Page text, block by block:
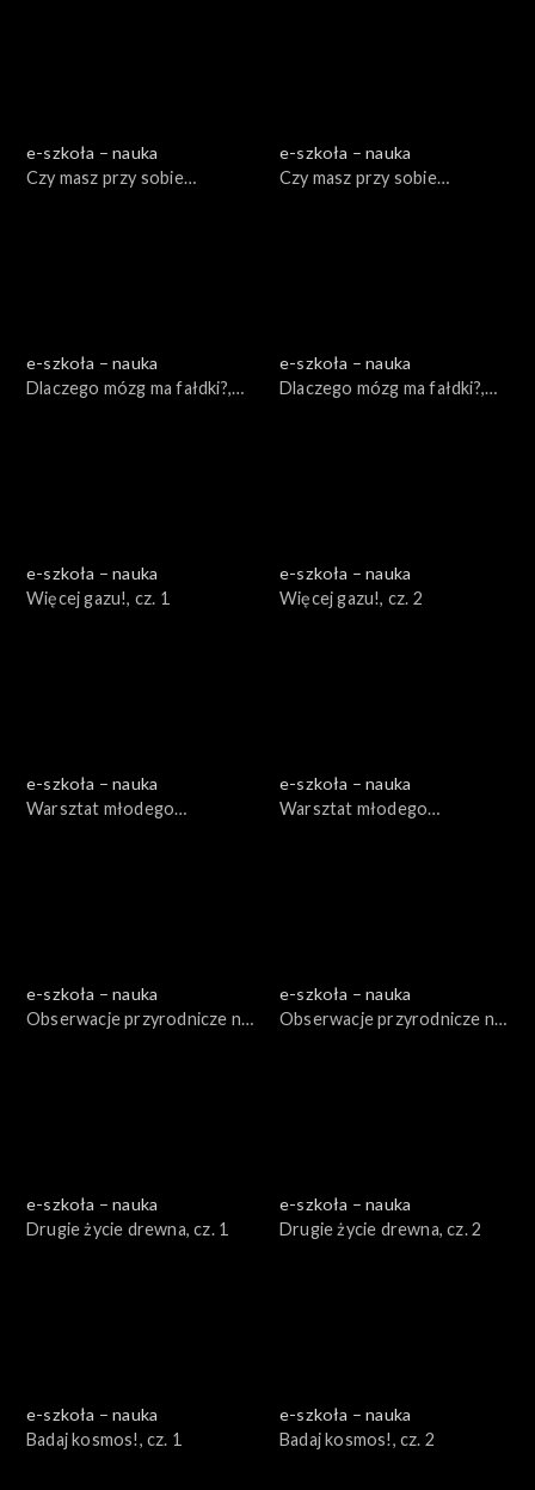
e-szkoła – nauka
Czy masz przy sobie
e-szkoła – nauka
Czy masz przy sobie
e-szkoła – nauka
Dlaczego mózg ma fałdki?,
e-szkoła – nauka
Dlaczego mózg ma fałdki?,
e-szkoła – nauka
Więcej gazu!, cz. 1
e-szkoła – nauka
Więcej gazu!, cz. 2
e-szkoła – nauka
Warsztat młodego
e-szkoła – nauka
Warsztat młodego
e-szkoła – nauka
Obserwacje przyrodnicze na
e-szkoła – nauka
Obserwacje przyrodnicze na
e-szkoła – nauka
Drugie życie drewna, cz. 1
e-szkoła – nauka
Drugie życie drewna, cz. 2
e-szkoła – nauka
Badaj kosmos!, cz. 1
e-szkoła – nauka
Badaj kosmos!, cz. 2